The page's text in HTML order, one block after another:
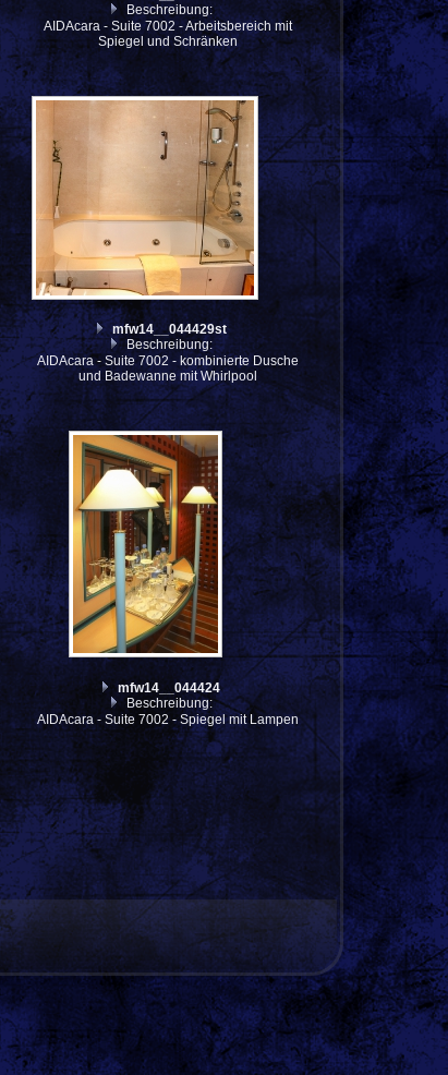
Beschreibung:
AIDAcara - Suite 7002 - Arbeitsbereich mit
Spiegel und Schränken
mfw14__044429st
Beschreibung:
AIDAcara - Suite 7002 - kombinierte Dusche
und Badewanne mit Whirlpool
mfw14__044424
Beschreibung:
AIDAcara - Suite 7002 - Spiegel mit Lampen